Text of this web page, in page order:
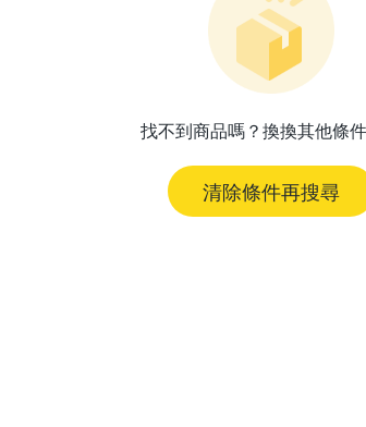
找不到商品嗎？換換其他條件
清除條件再搜尋